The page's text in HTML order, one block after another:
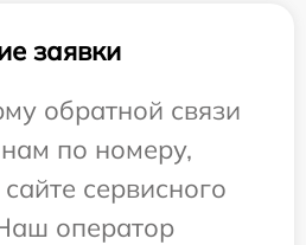
заявки
обратной связи
по номеру,
сервисного
оператор